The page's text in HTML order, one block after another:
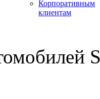
Корпоративным
клиентам